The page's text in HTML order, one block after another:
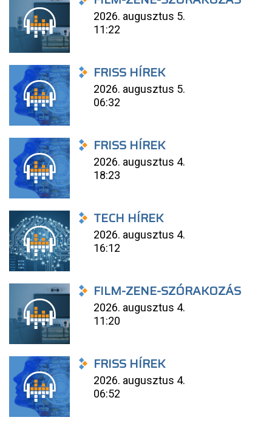
2026. augusztus 5.
11:22
FRISS HÍREK
2026. augusztus 5.
06:32
FRISS HÍREK
2026. augusztus 4.
18:23
TECH HÍREK
2026. augusztus 4.
16:12
FILM-ZENE-SZÓRAKOZÁS
2026. augusztus 4.
11:20
FRISS HÍREK
2026. augusztus 4.
06:52